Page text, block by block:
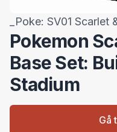
_Poke: SV01
Pokemon
Base Set:
Stadium
Gå